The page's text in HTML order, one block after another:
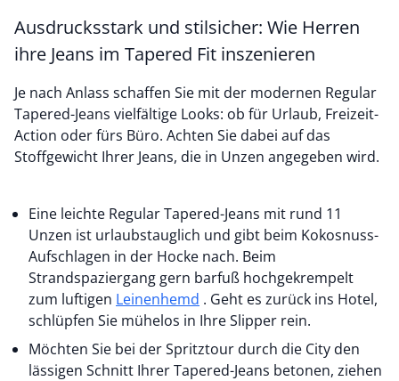
Ausdrucksstark und stilsicher: Wie Herren
ihre Jeans im Tapered Fit inszenieren
Je nach Anlass schaffen Sie mit der modernen Regular
Tapered-Jeans vielfältige Looks: ob für Urlaub, Freizeit-
Action oder fürs Büro. Achten Sie dabei auf das
Stoffgewicht Ihrer Jeans, die in Unzen angegeben wird.
Eine leichte Regular Tapered-Jeans mit rund 11
Unzen ist urlaubstauglich und gibt beim Kokosnuss-
Aufschlagen in der Hocke nach. Beim
Strandspaziergang gern barfuß hochgekrempelt
zum luftigen Leinenhemd
schlüpfen Sie mühelos in Ihre Slipper rein.
Möchten Sie bei der Spritztour durch die City den
lässigen Schnitt Ihrer Tapered-Jeans betonen, ziehen